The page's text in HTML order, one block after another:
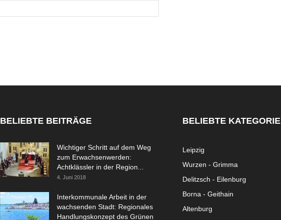
BELIEBTE BEITRÄGE
Wichtiger Schritt auf dem Weg
zum Erwachsenwerden:
Achtklässler in der Region...
4. Juni 2018
Interkommunale Arbeit in der
wachsenden Stadt: Regionales
Handlungskonzept des Grünen
BELIEBTE KATEGORIE
Leipzig
Wurzen - Grimma
Delitzsch - Eilenburg
Borna - Geithain
Altenburg